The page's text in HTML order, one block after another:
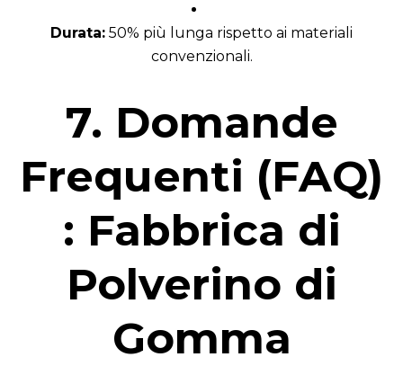
Durata: 50% più lunga rispetto ai materiali
convenzionali.
7. Domande
Frequenti (FAQ)
: Fabbrica di
Polverino di
Gomma